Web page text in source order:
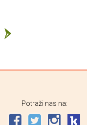
Potraži nas na: